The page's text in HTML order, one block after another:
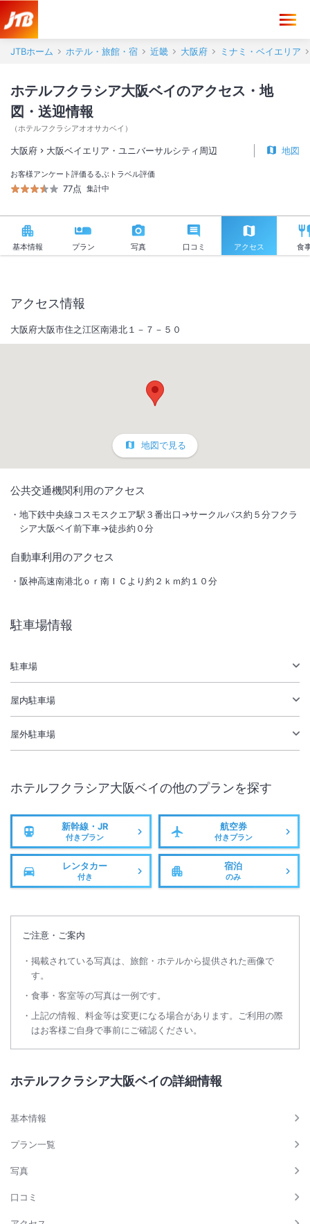
JTBホーム ホテル・旅館・宿 近畿 大阪府 ミナミ・ベイエリア
ホテルフクラシア大阪ベイのアクセス・地
図・送迎情報
（ホテルフクラシアオオサカベイ ）
大阪府 大阪ベイエリア・ユニバーサルシティ周辺 地図
お客様アンケート評価
77点
るるぶトラベル評価
集計中
基本情報 プラン 写真 口コミ アクセス 食
立地。全客室18平米以上、無線ＬＡＮ完備とビジネスでも観光でもご利
用頂けます。
大人２名様から添い寝のお子様（１２歳以下）無料にてご対応させてい
アクセス情報
大阪府大阪市住之江区南港北１－７－５０
地図で見る
公共交通機関利用のアクセス
地下鉄中央線コスモスクエア駅３番出口→サークルバス約５分フクラ
シア大阪ベイ前下車→徒歩約０分
自動車利用のアクセス
阪神高速南港北ｏｒ南ＩＣより約２ｋｍ約１０分
駐車場情報
駐車場
屋内駐車場
屋外駐車場
ホテルフクラシア大阪ベイの他のプランを探す
新幹線・JR
付きプラン
航空券
付きプラン
レンタカー
付き
宿泊
のみ
ご注意・ご案内
掲載されている写真は、旅館・ホテルから提供された画像で
す。
食事・客室等の写真は一例です。
上記の情報、料金等は変更になる場合があります。ご利用の際
はお客様ご自身で事前にご確認ください。
ホテルフクラシア大阪ベイの詳細情報
基本情報
プラン一覧
写真
口コミ